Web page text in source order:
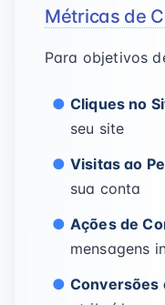
Métricas de
Para objetivos
Cliques no
seu site
Visitas ao
sua conta
Ações de
mensagens
Conversões